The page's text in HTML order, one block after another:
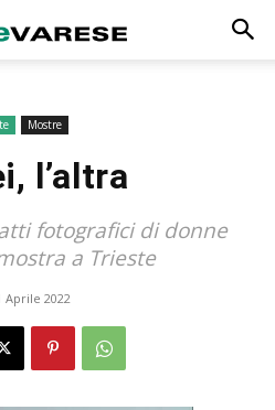
Mostre
l’altra
fotografici di donne
a Trieste
Aprile 2022